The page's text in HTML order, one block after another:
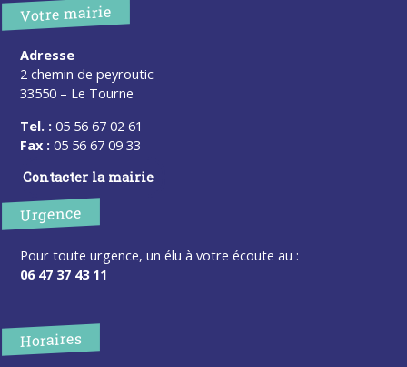
Votre mairie
Adresse
2 chemin de peyroutic
33550 – Le Tourne
Tel. : 05 56 67 02 61
Fax : 05 56 67 09 33
Contacter la mairie
Urgence
Pour toute urgence, un élu à votre écoute au :
06 47 37 43 11
Horaires